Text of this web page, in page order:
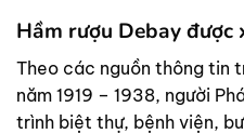
Hầm rượu Debay được
Theo các nguồn thông tin
năm 1919 – 1938, người
trình biệt thự, bệnh viện,